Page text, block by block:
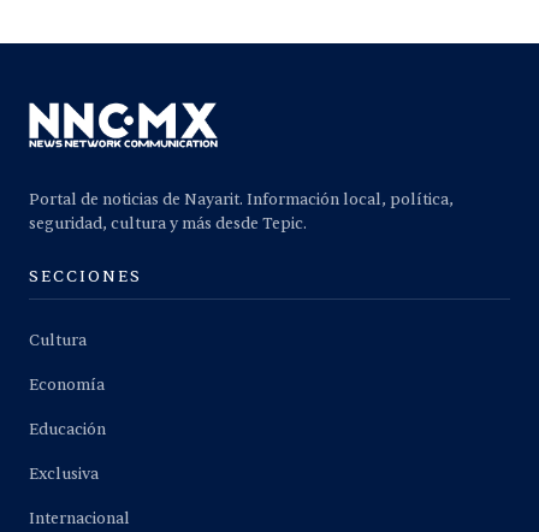
Portal de noticias de Nayarit. Información local, política,
seguridad, cultura y más desde Tepic.
SECCIONES
Cultura
Economía
Educación
Exclusiva
Internacional